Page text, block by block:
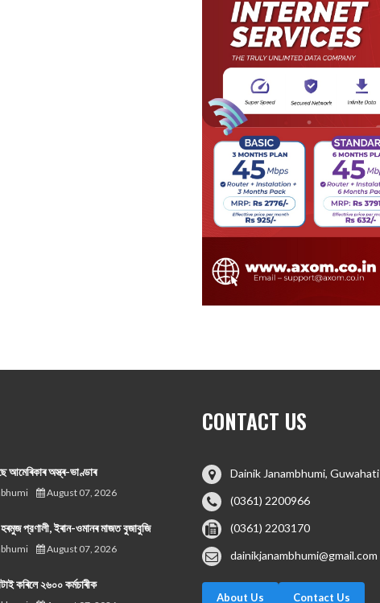
আমেৰিকাৰ অস্ত্ৰ-ভাণ্ডাৰ
August 07, 2026
প্রণালী, ইৰান-ওমানৰ মাজত বুজাবুজি
August 07, 2026
কৰিলে ২৬০০ কৰ্মচাৰীক
CONTACT US
Dainik Janambhumi, Guwahati
(0361) 2200966
(0361) 2203170
dainikjanambhumi@gmail.com
About Us Contact Us